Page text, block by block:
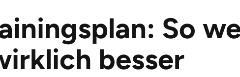
So
besser